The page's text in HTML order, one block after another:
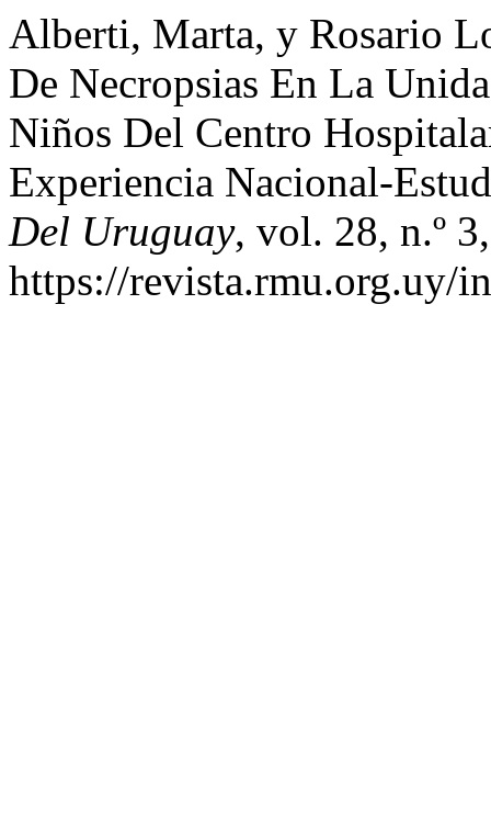
Alberti, Marta, y Rosario
De Necropsias En La
Niños Del Centro
Experiencia Nacional-
Del Uruguay, vol. 28, n.º
https://revista.rmu.org.uy/